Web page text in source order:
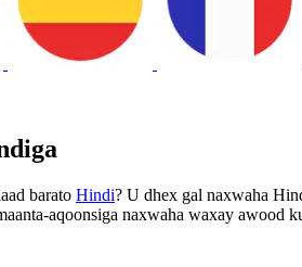
barato Hindi? U dhex gal naxwaha
aqoonsiga naxwaha waxay